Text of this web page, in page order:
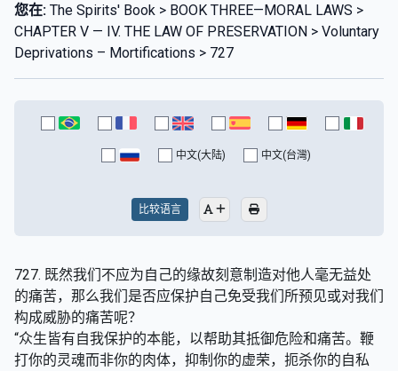
您在: The Spirits' Book > BOOK THREE—MORAL LAWS >
CHAPTER V — IV. THE LAW OF PRESERVATION > Voluntary
Deprivations – Mortifications > 727
中文(大陆) 中文(台灣)
比较语言
727. 既然我们不应为自己的缘故刻意制造对他人毫无益处
的痛苦，那么我们是否应保护自己免受我们所预见或对我们
构成威胁的痛苦呢？
“众生皆有自我保护的本能，以帮助其抵御危险和痛苦。鞭
打你的灵魂而非你的肉体，抑制你的虚荣，扼杀你的自私